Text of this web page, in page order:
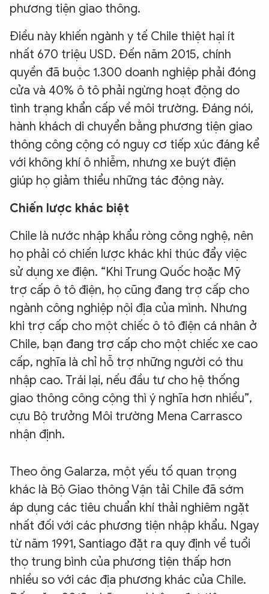
phương tiện giao thông.
Điều này khiến ngành y tế Chile thiệt hại ít
nhất 670 triệu USD. Đến năm 2015, chính
quyền đã buộc 1.300 doanh nghiệp phải đóng
cửa và 40% ô tô phải ngừng hoạt động do
tình trạng khẩn cấp về môi trường. Đáng nói,
hành khách di chuyển bằng phương tiện giao
thông công cộng có nguy cơ tiếp xúc đáng kể
với không khí ô nhiễm, nhưng xe buýt điện
giúp họ giảm thiểu những tác động này.
Chiến lược khác biệt
Chile là nước nhập khẩu ròng công nghệ, nên
họ phải có chiến lược khác khi thúc đẩy việc
sử dụng xe điện. “Khi Trung Quốc hoặc Mỹ
trợ cấp ô tô điện, họ cũng đang trợ cấp cho
ngành công nghiệp nội địa của mình. Nhưng
khi trợ cấp cho một chiếc ô tô điện cá nhân ở
Chile, bạn đang trợ cấp cho một chiếc xe cao
cấp, nghĩa là chỉ hỗ trợ những người có thu
nhập cao. Trái lại, nếu đầu tư cho hệ thống
giao thông công cộng thì ý nghĩa hơn nhiều”,
cựu Bộ trưởng Môi trường Mena Carrasco
nhận định.
Theo ông Galarza, một yếu tố quan trọng
khác là Bộ Giao thông Vận tải Chile đã sớm
áp dụng các tiêu chuẩn khí thải nghiêm ngặt
nhất đối với các phương tiện nhập khẩu. Ngay
từ năm 1991, Santiago đặt ra quy định về tuổi
thọ trung bình của phương tiện thấp hơn
nhiều so với các địa phương khác của Chile.